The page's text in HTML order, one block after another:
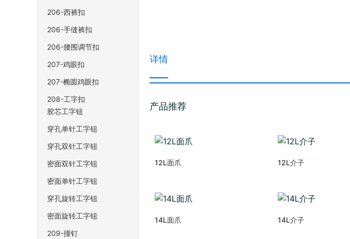
206-西裤扣
206-手缝裤扣
206-腰围调节扣
207-鸡眼扣
207-椭圆鸡眼扣
208-工字扣
胶芯工字钮
穿孔单针工字钮
穿孔双针工字钮
密面双针工字钮
密面单针工字钮
穿孔旋转工字钮
密面旋转工字钮
209-撞钉
详情
产品推荐
12L面爪 12L介子
14L面爪 14L介子